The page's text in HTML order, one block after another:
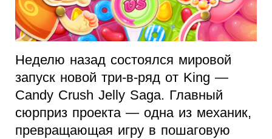
Неделю назад состоялся мировой
запуск новой три-в-ряд от King —
Candy Crush Jelly Saga. Главный
сюрприз проекта — одна из механик,
превращающая игру в пошаговую